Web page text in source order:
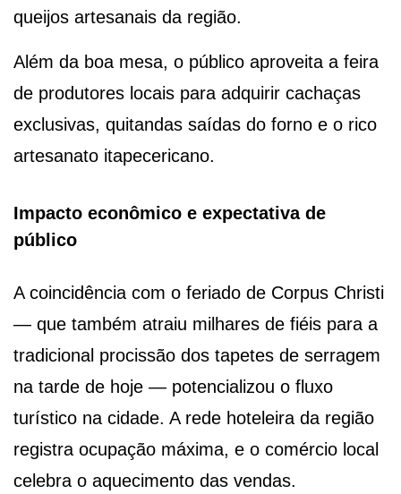
queijos artesanais da região.
Além da boa mesa, o público aproveita a feira
de produtores locais para adquirir cachaças
exclusivas, quitandas saídas do forno e o rico
artesanato itapecericano.
Impacto econômico e expectativa de
público
A coincidência com o feriado de Corpus Christi
— que também atraiu milhares de fiéis para a
tradicional procissão dos tapetes de serragem
na tarde de hoje — potencializou o fluxo
turístico na cidade. A rede hoteleira da região
registra ocupação máxima, e o comércio local
celebra o aquecimento das vendas.